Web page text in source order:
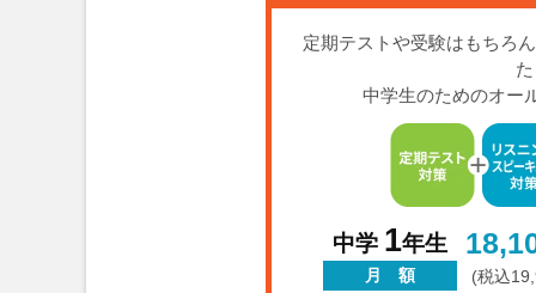
定期テストや受験はもちろ
た
中学生のためのオー
中学 1年生
月 額 (税込